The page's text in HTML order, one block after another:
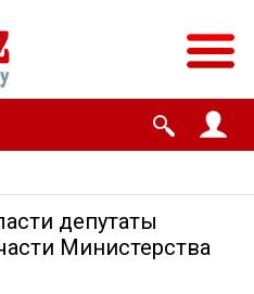
депутаты
Министерства